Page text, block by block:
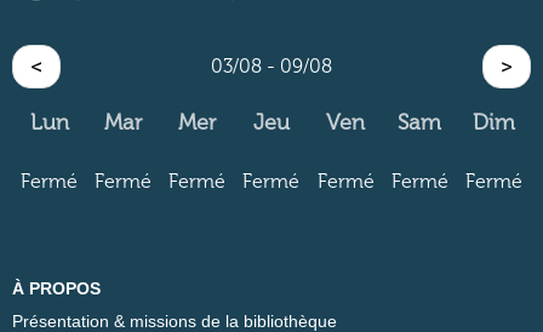
>
< 03/08 - 09/08
Lun
Fermé
Mar
Fermé
Mer
Fermé
Jeu
Fermé
Ven
Fermé
Sam
Fermé
Dim
Fermé
À PROPOS
Présentation & missions de la bibliothèque